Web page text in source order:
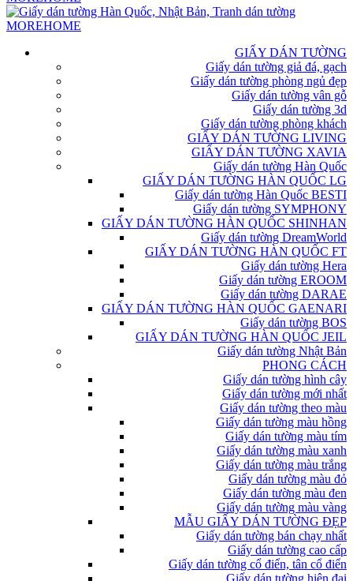
GIẤY DÁN TƯỜNG
Giấy dán tường giả đá, gạch
Giấy dán tường phòng ngủ đẹp
Giấy dán tường vân gỗ
Giấy dán tường 3d
Giấy dán tường phòng khách
GIẤY DÁN TƯỜNG LIVING
GIẤY DÁN TƯỜNG XAVIA
Giấy dán tường Hàn Quốc
GIẤY DÁN TƯỜNG HÀN QUỐC LG
Giấy dán tường Hàn Quốc BESTI
Giấy dán tường SYMPHONY
GIẤY DÁN TƯỜNG HÀN QUỐC SHINHAN
Giấy dán tường DreamWorld
GIẤY DÁN TƯỜNG HÀN QUỐC FT
Giấy dán tường Hera
Giấy dán tường EROOM
Giấy dán tường DARAE
GIẤY DÁN TƯỜNG HÀN QUỐC GAENARI
Giấy dán tường BOS
GIẤY DÁN TƯỜNG HÀN QUỐC JEIL
Giấy dán tường Nhật Bản
PHONG CÁCH
Giấy dán tường hình cây
Giấy dán tường mới nhất
Giấy dán tường theo màu
Giấy dán tường màu hồng
Giấy dán tường màu tím
Giấy dán tường màu xanh
Giấy dán tường màu trắng
Giấy dán tường màu đỏ
Giấy dán tường màu đen
Giấy dán tường màu vàng
MẪU GIẤY DÁN TƯỜNG ĐẸP
Giấy dán tường bán chạy nhất
Giấy dán tường cao cấp
Giấy dán tường cổ điển, tân cổ điển
Giấy dán tường hiện đại